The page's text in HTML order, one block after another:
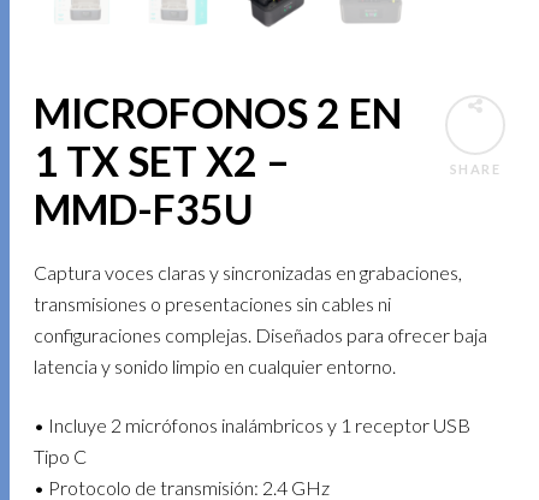
SHARE
MICROFONOS 2 EN
1 TX SET X2 –
MMD-F35U
Captura voces claras y sincronizadas en grabaciones,
transmisiones o presentaciones sin cables ni
configuraciones complejas. Diseñados para ofrecer baja
latencia y sonido limpio en cualquier entorno.
• Incluye 2 micrófonos inalámbricos y 1 receptor USB
Tipo C
• Protocolo de transmisión: 2.4 GHz